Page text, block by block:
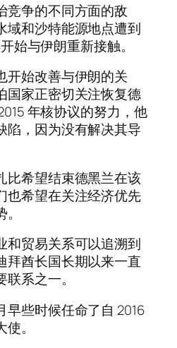
竞争的不同方面的敌
域和沙特能源地点遭到
始与伊朗重新接触。
开始改善与伊朗的关
国家正密切关注恢复德
年核协议的努力，他
陷，因为没有解决其导
比希望结束德黑兰在该
也希望在关注经济优先
和贸易关系可以追溯到
拜酋长国长期以来一直
系之一。
早些时候任命了自 2016
。